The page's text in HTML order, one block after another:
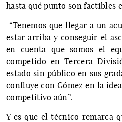
hasta qué punto son factibles
“Tenemos que llegar a un
estar arriba y conseguir el
en cuenta que somos el
competido en Tercera
estado sin público en sus
confluye con Gómez en la
competitivo aún”.
Y es que el técnico remarca